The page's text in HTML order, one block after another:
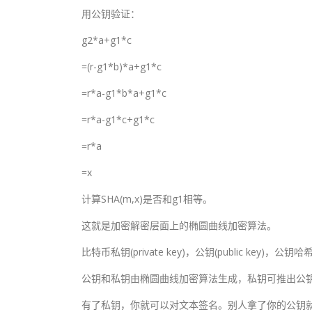
用公钥验证：
g2*a+g1*c
=(r-g1*b)*a+g1*c
=r*a-g1*b*a+g1*c
=r*a-g1*c+g1*c
=r*a
=x
计算SHA(m,x)是否和g1相等。
这就是加密解密层面上的椭圆曲线加密算法。
比特币私钥(private key)，公钥(public key)，公钥哈
公钥和私钥由椭圆曲线加密算法生成，私钥可推出公
有了私钥，你就可以对文本签名。别人拿了你的公